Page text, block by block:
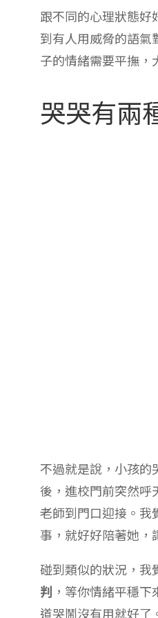
不過就是說，小孩
後，進校門前突然
老師到門口迎接。
事，就好好陪著她
碰到類似的狀況，
，等你情緒平穩
道哭鬧沒有用就好
另外提醒一下，小
大推小